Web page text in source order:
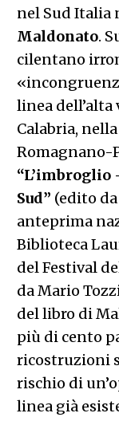
nel Sud Italia
Maldonato.
cilentano
linea
Calabria,
Romagnano-
“L’imbroglio
Sud” (edito
anteprima
Biblioteca
del Festival
da Mario
del libro di
più di cento
ricostruzioni
rischio di
linea già